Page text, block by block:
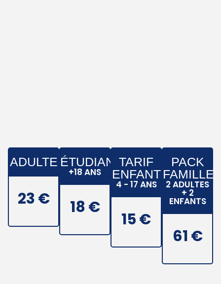
ADULTE
23 €
ÉTUDIANT
+18 ANS
18 €
TARIF
ENFANT
4 - 17 ANS
15 €
PACK
FAMILLE
2 ADULTES
+ 2
ENFANTS
61 €